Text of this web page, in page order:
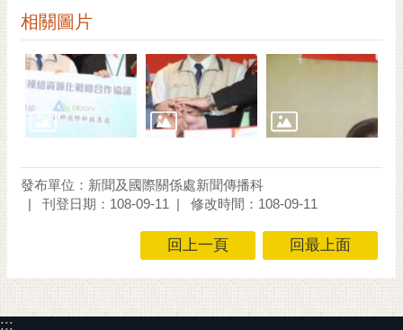
相關圖片
發布單位：新聞及國際關係處新聞傳播科
刊登日期：108-09-11
修改時間：108-09-11
回上一頁 回最上面
:::